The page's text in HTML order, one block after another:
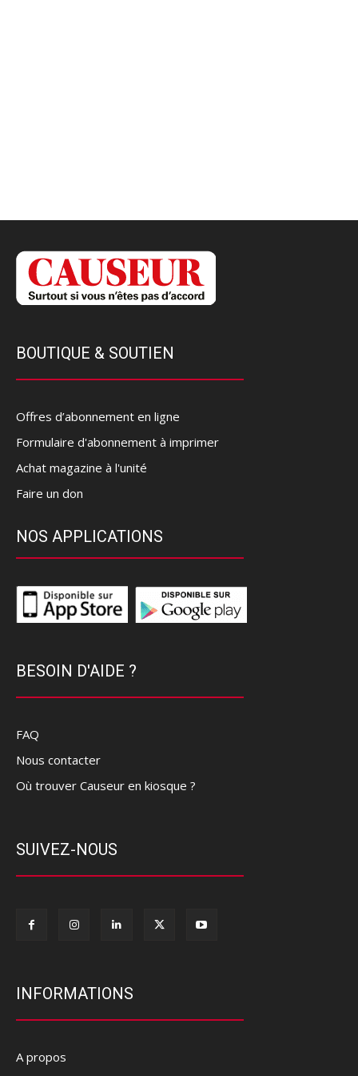
BOUTIQUE & SOUTIEN
Offres d’abonnement en ligne
Formulaire d'abonnement à imprimer
Achat magazine à l'unité
Faire un don
NOS APPLICATIONS
BESOIN D'AIDE ?
FAQ
Nous contacter
Où trouver Causeur en kiosque ?
SUIVEZ-NOUS
INFORMATIONS
A propos